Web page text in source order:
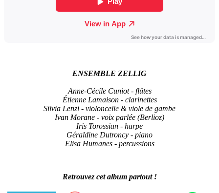
ENSEMBLE ZELLIG
Anne-Cécile Cuniot - flûtes
Étienne Lamaison - clarinettes
Silvia Lenzi - violoncelle & viole de gambe
Ivan Morane - voix parlée (Berlioz)
Iris Torossian - harpe
Géraldine Dutroncy - piano
Elisa Humanes - percussions
Retrouvez cet album partout !